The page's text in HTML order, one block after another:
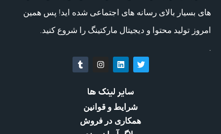
های بسیار بالای رسانه های اجتماعی شده اید! پس همین
امروز تولید محتوا و دیجیتال مارکتینگ را شروع کنید.
.
سایر لینک ها
شرایط و قوانین
همکاری در فروش